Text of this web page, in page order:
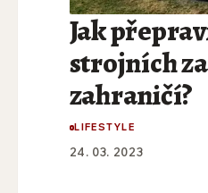
Jak
strojních
zahraničí?
LIFESTYLE
24. 03. 2023